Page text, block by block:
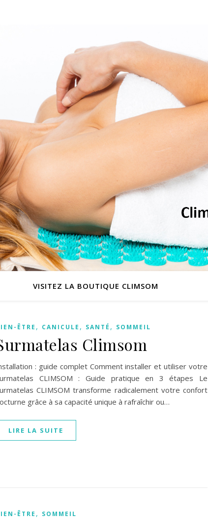
VISITEZ LA BOUTIQUE CLIMSOM
ÊTRE , CANICULE , SANTÉ , SOMMEIL
Climsom
: guide complet Comment installer et utiliser votre
CLIMSOM : Guide pratique en 3 étapes Le
CLIMSOM transforme radicalement votre confort
grâce à sa capacité unique à rafraîchir ou…
LIRE LA SUITE
ÊTRE , SOMMEIL